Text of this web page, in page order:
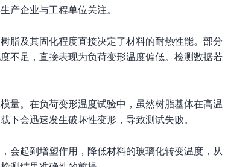
产企业与工程单位关注。
脂及其固化程度直接决定了材料的耐热性能。部分
不足，直接表现为负荷变形温度偏低。检测数据若
量。在负荷变形温度试验中，虽然树脂基体在高温
下会迅速发生破坏性变形，导致测试失败。
会起到增塑作用，降低材料的玻璃化转变温度，从